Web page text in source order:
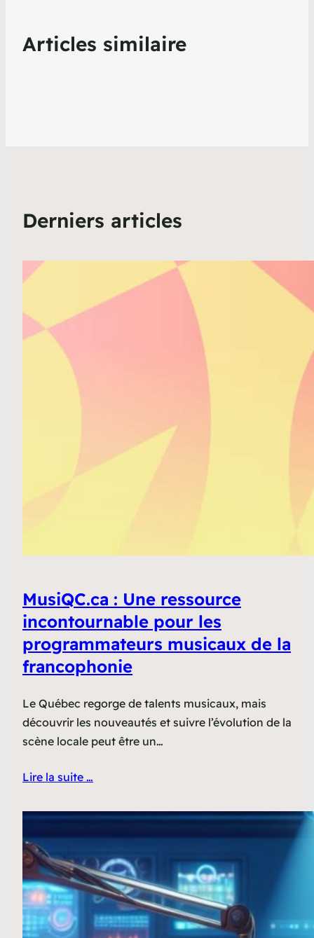
Articles similaire
Derniers articles
MusiQC.ca : Une ressource
incontournable pour les
programmateurs musicaux de la
francophonie
Le Québec regorge de talents musicaux, mais
découvrir les nouveautés et suivre l’évolution de la
scène locale peut être un…
Lire la suite …